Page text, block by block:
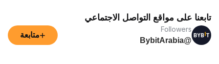
تابعنا على مواقع التواصل الاجتماعي
Followers
@BybitArabia
+متابعة